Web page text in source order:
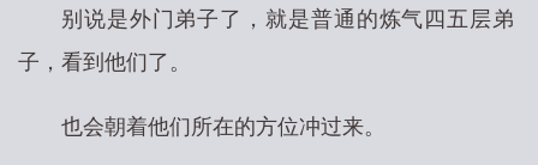
别说是外门弟子了，就是普通的炼气四五层弟
子，看到他们了。
也会朝着他们所在的方位冲过来。